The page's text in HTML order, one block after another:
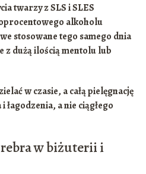
twarzy z SLS i SLES
alkoholu
stosowane tego samego dnia
z dużą ilością mentolu lub
w czasie, a całą pielęgnację
łagodzenia, a nie ciągłego
w biżuterii i